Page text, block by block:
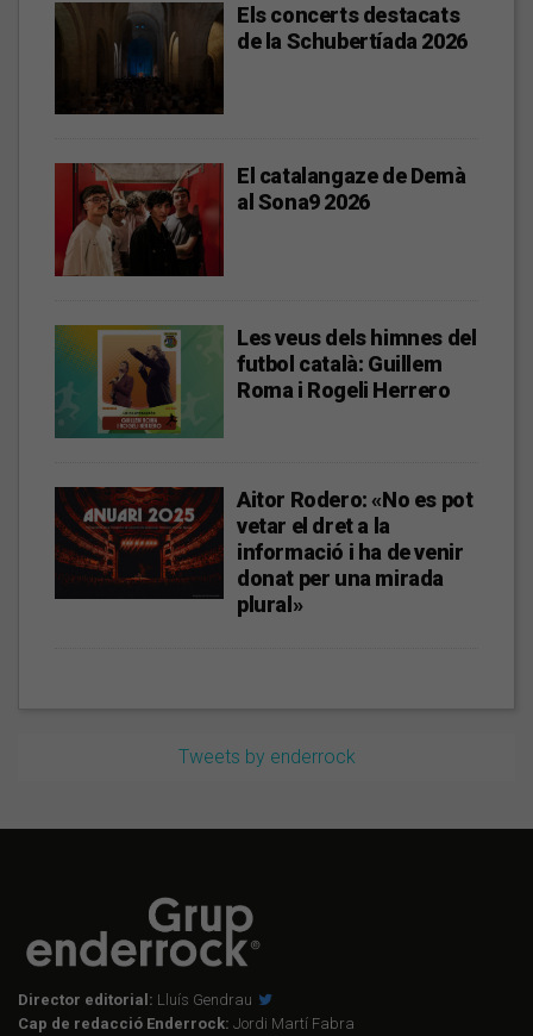
Els concerts destacats
de la Schubertíada 2026
El catalangaze de Demà
al Sona9 2026
Les veus dels himnes del
futbol català: Guillem
Roma i Rogeli Herrero
Aitor Rodero: «No es pot
vetar el dret a la
informació i ha de venir
donat per una mirada
plural»
Tweets by enderrock
Director editorial: Lluís Gendrau
Cap de redacció Enderrock: Jordi Martí Fabra